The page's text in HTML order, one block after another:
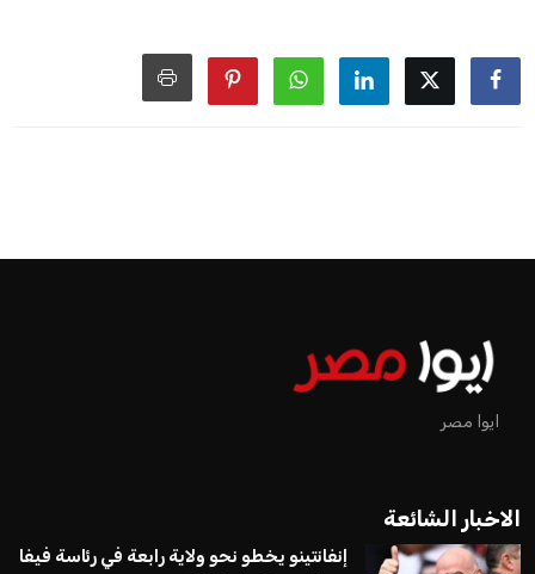
ايوا مصر
الاخبار الشائعة
إنفانتينو يخطو نحو ولاية رابعة في رئاسة فيفا